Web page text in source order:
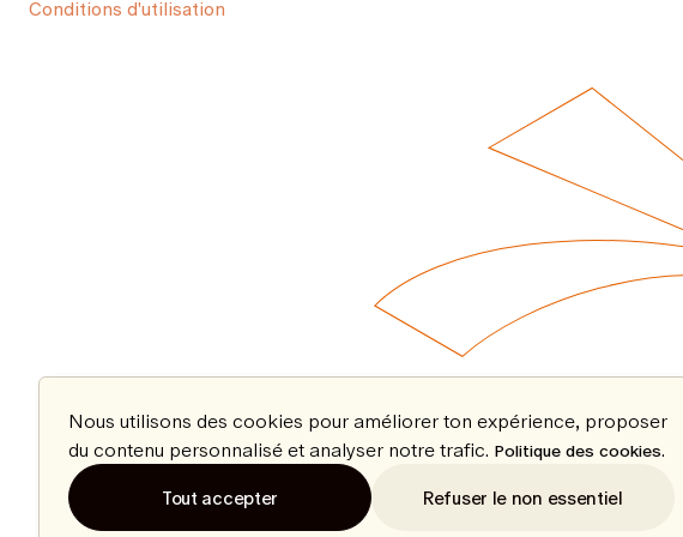
Conditions d'utilisation
Nous utilisons des cookies pour améliorer ton expérience, proposer
du contenu personnalisé et analyser notre trafic. Politique des cookies.
Tout accepter Refuser le non essentiel